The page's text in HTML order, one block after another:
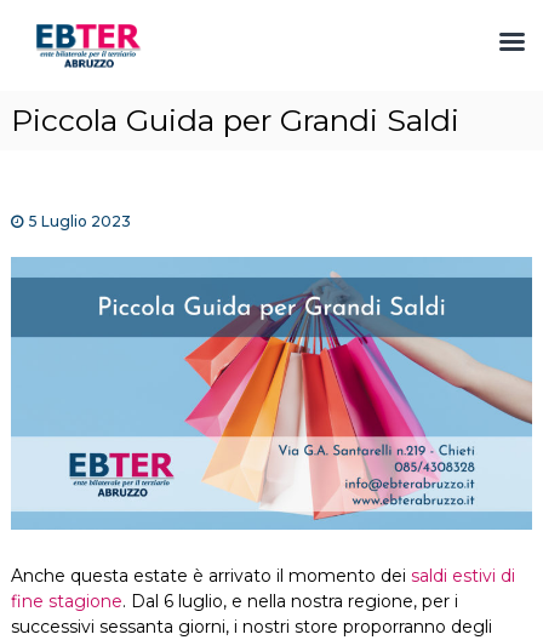
Piccola Guida per Grandi Saldi
5 Luglio 2023
Anche questa estate è arrivato il momento dei saldi estivi di
fine stagione. Dal 6 luglio, e nella nostra regione, per i
successivi sessanta giorni, i nostri store proporranno degli